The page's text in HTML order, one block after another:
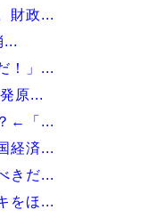
財政...
...
！」...
原...
←「...
経済...
きだ...
をほ...